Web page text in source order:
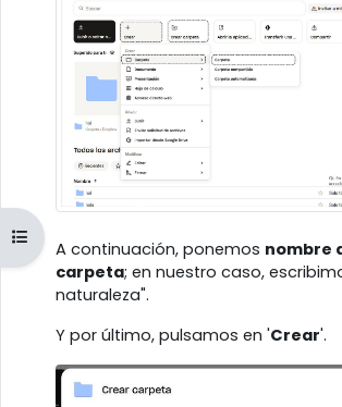
Abrir índice del curso
A continuación, ponemos nombre
carpeta; en nuestro caso,
naturaleza".
Y por último, pulsamos en 'Crear'.